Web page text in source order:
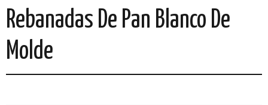
Rebanadas De Pan Blanco De
Molde